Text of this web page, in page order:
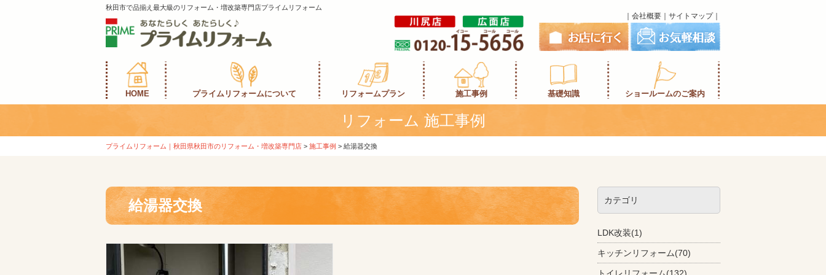
秋田市で品揃え最大級のリフォーム・増改築専門店プライムリフォーム
会社概要 サイトマップ｜
HOME プライムリフォームについて リフォームプラン 施工事例 基礎知識 ショールームのご案内
リフォーム 施工事例
プライムリフォーム｜秋田県秋田市のリフォーム・増改築専門店 > 施工事例 > 給湯器交換
給湯器交換 カテゴリ
LDK改装(1)
キッチンリフォーム(70)